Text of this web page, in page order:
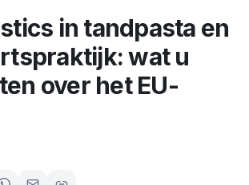
in tandpasta en
wat u
over het EU-